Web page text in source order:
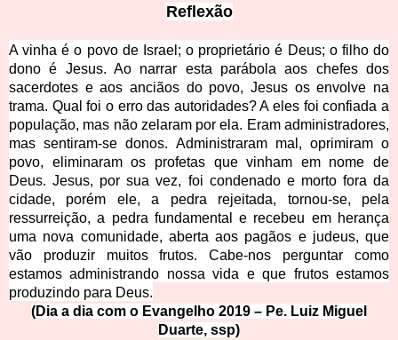
Reflexão
A vinha é o povo de Israel; o proprietário é Deus; o filho do
dono é Jesus. Ao narrar esta parábola aos chefes dos
sacerdotes e aos anciãos do povo, Jesus os envolve na
trama. Qual foi o erro das autoridades? A eles foi confiada a
população, mas não zelaram por ela. Eram administradores,
mas sentiram-se donos. Administraram mal, oprimiram o
povo, eliminaram os profetas que vinham em nome de
Deus. Jesus, por sua vez, foi condenado e morto fora da
cidade, porém ele, a pedra rejeitada, tornou-se, pela
ressurreição, a pedra fundamental e recebeu em herança
uma nova comunidade, aberta aos pagãos e judeus, que
vão produzir muitos frutos. Cabe-nos perguntar como
estamos administrando nossa vida e que frutos estamos
produzindo para Deus.
(Dia a dia com o Evangelho 2019 – Pe. Luiz Miguel
Duarte, ssp)